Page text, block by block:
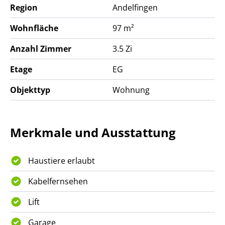
Region
Andelfingen
Wohnfläche
97 m²
Anzahl Zimmer
3.5 Zi
Etage
EG
Objekttyp
Wohnung
Merkmale und Ausstattung
Haustiere erlaubt
Kabelfernsehen
Lift
Garage